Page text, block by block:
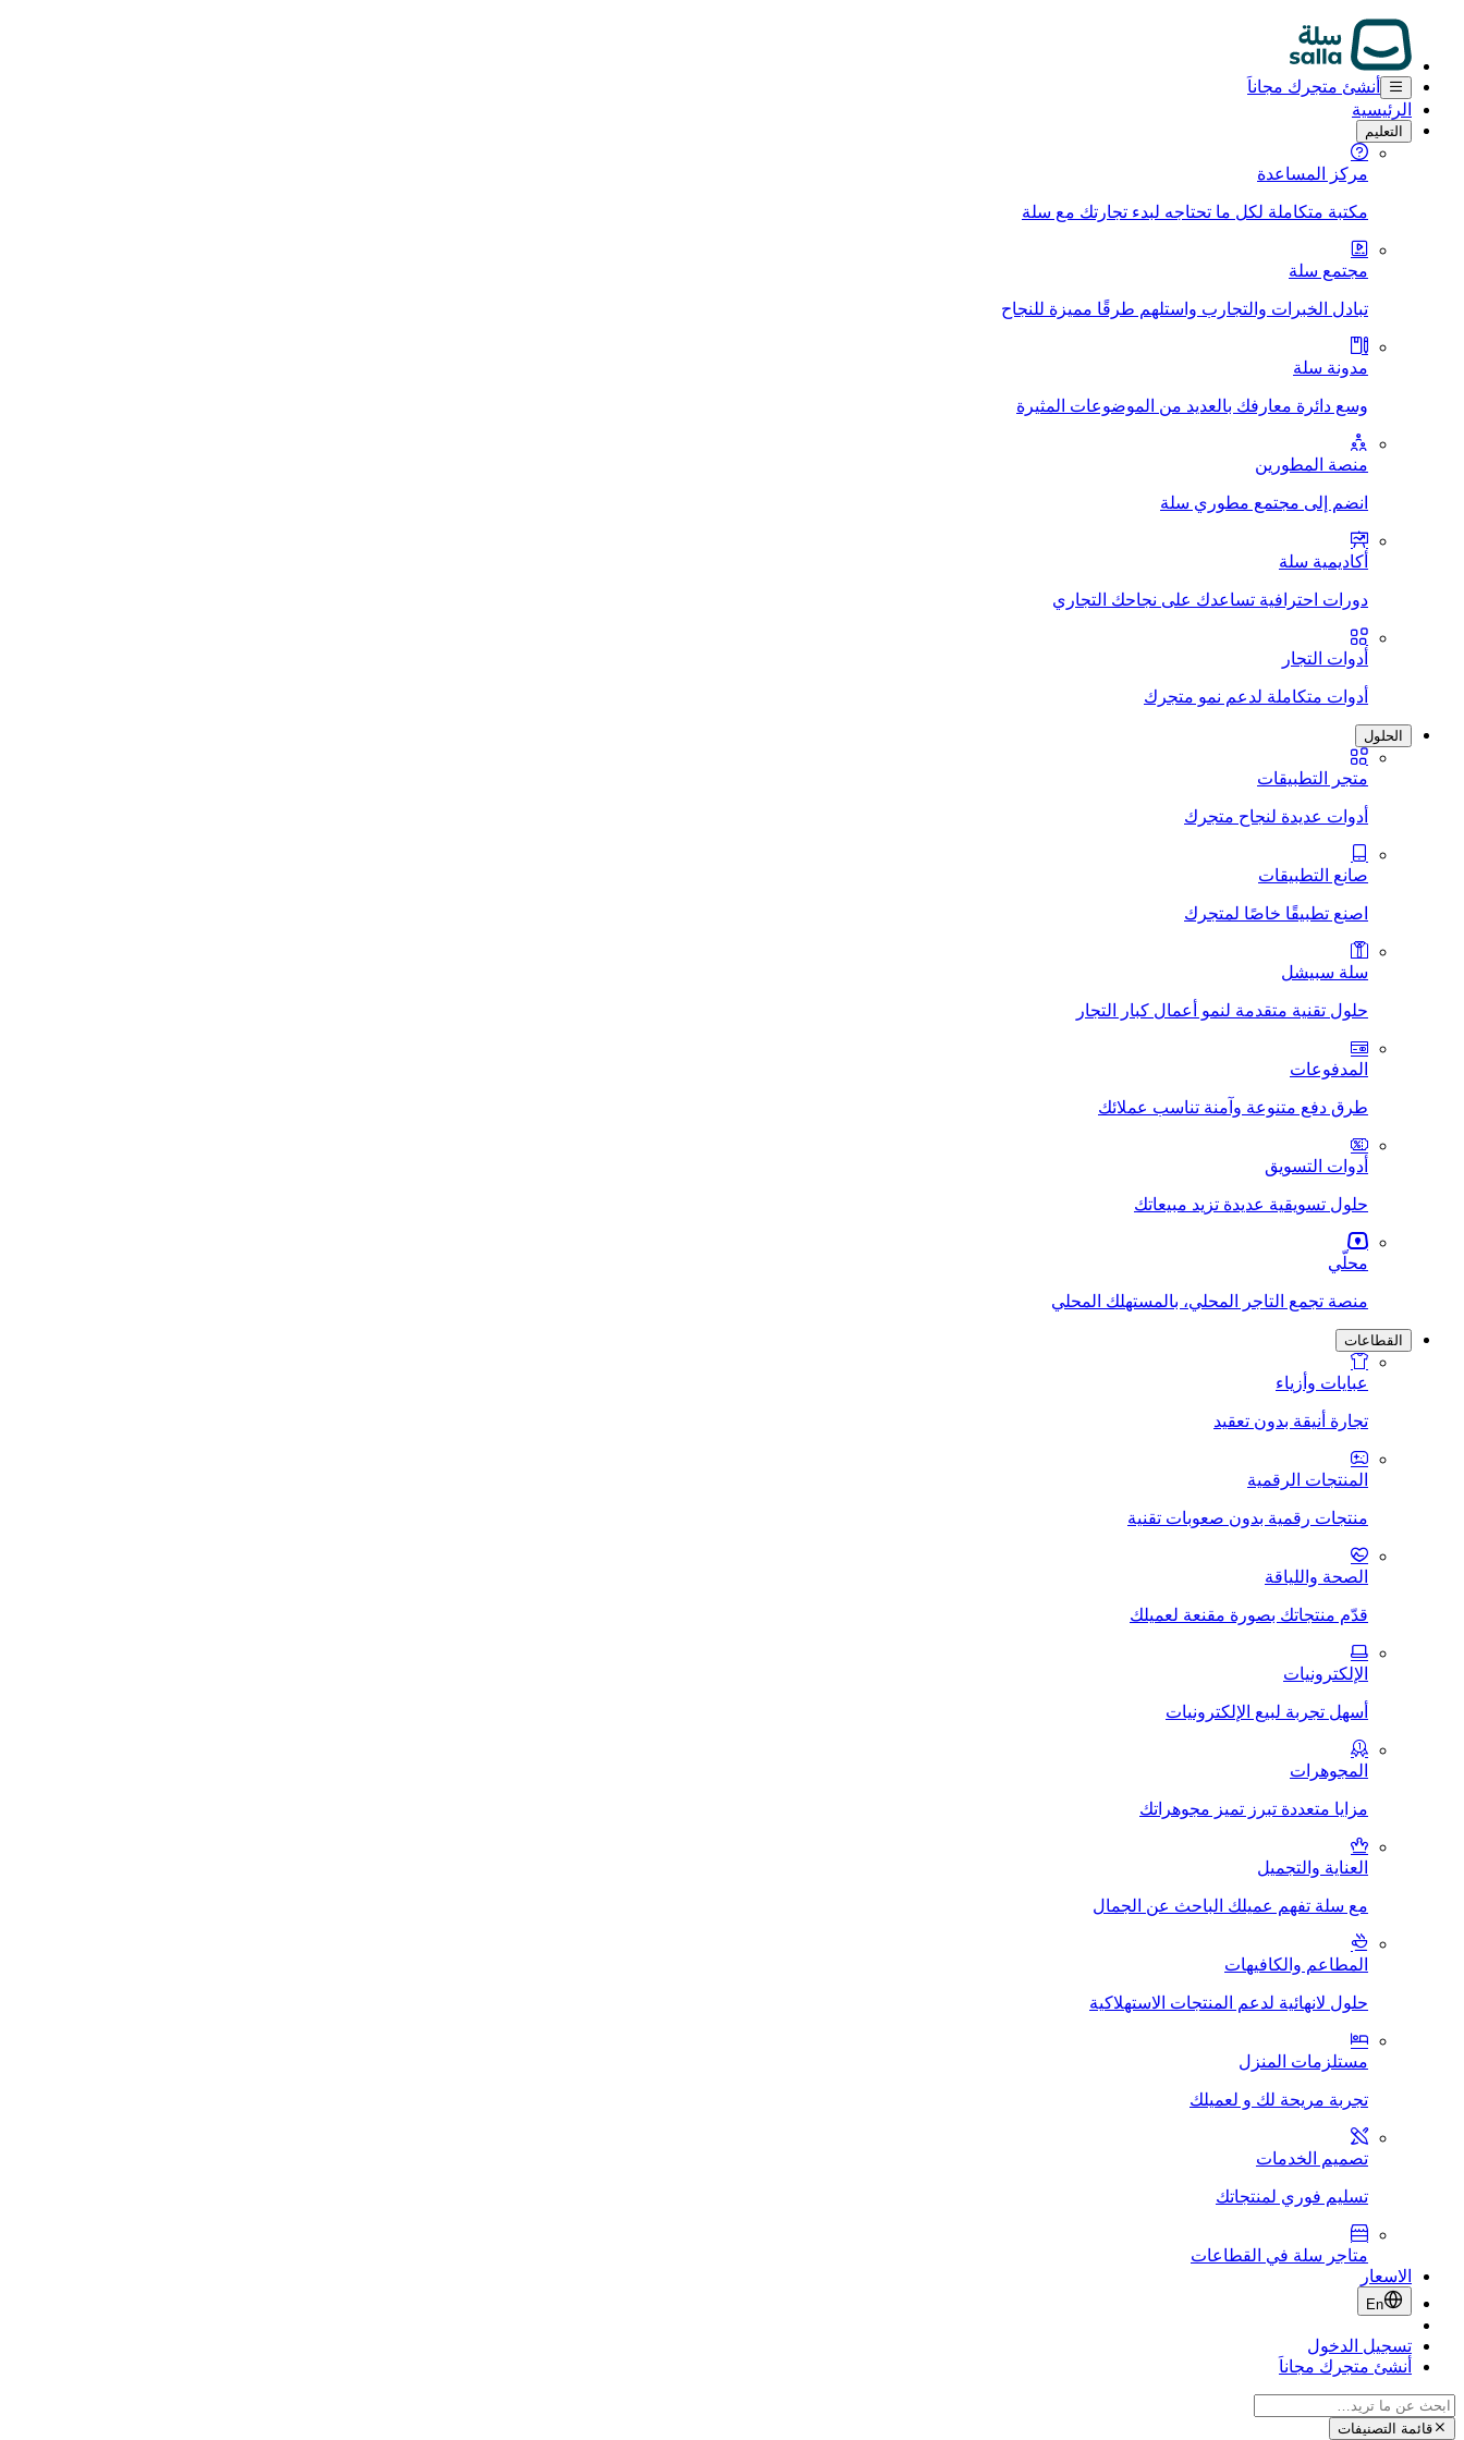
أنشئ متجرك مجاناَ
الرئيسية
التعليم
مركز المساعدة
مكتبة متكاملة لكل ما تحتاجه لبدء تجارتك مع سلة
مجتمع سلة
تبادل الخبرات والتجارب واستلهم طرقًا مميزة للنجاح
مدونة سلة
وسع دائرة معارفك بالعديد من الموضوعات المثيرة
منصة المطورين
انضم إلى مجتمع مطوري سلة
أكاديمية سلة
دورات احترافية تساعدك على نجاحك التجاري
أدوات التجار
أدوات متكاملة لدعم نمو متجرك
الحلول
متجر التطبيقات
أدوات عديدة لنجاح متجرك
صانع التطبيقات
اصنع تطبيقًا خاصًا لمتجرك
سلة سبيشل
حلول تقنية متقدمة لنمو أعمال كبار التجار
المدفوعات
طرق دفع متنوعة وآمنة تناسب عملائك
أدوات التسويق
حلول تسويقية عديدة تزيد مبيعاتك
محلّي
منصة تجمع التاجر المحلي، بالمستهلك المحلي
القطاعات
عبايات وأزياء
تجارة أنيقة بدون تعقيد
المنتجات الرقمية
منتجات رقمية بدون صعوبات تقنية
الصحة واللياقة
قدّم منتجاتك بصورة مقنعة لعميلك
الإلكترونيات
أسهل تجربة لبيع الإلكترونيات
المجوهرات
مزايا متعددة تبرز تميز مجوهراتك
العناية والتجميل
مع سلة تفهم عميلك الباحث عن الجمال
المطاعم والكافيهات
حلول لانهائية لدعم المنتجات الاستهلاكية
مستلزمات المنزل
تجربة مريحة لك و لعميلك
تصميم الخدمات
تسليم فوري لمنتجاتك
متاجر سلة في القطاعات
الاسعار
En
تسجيل الدخول
أنشئ متجرك مجاناَ
قائمة التصنيفات